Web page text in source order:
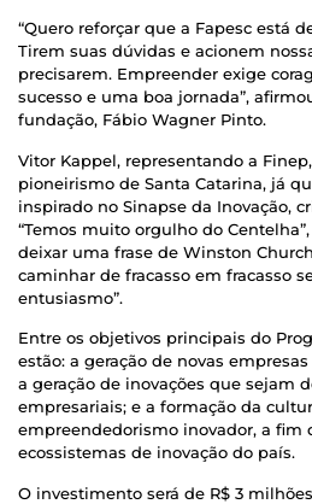
“Quero reforçar que a Fapesc está
Tirem suas dúvidas e acionem
precisarem. Empreender exige
sucesso e uma boa jornada”,
fundação, Fábio Wagner Pinto.
Vitor Kappel, representando a
pioneirismo de Santa Catarina, já
inspirado no Sinapse da Inovação,
“Temos muito orgulho do
deixar uma frase de Winston
caminhar de fracasso em fracasso
entusiasmo”.
Entre os objetivos principais do
estão: a geração de novas
a geração de inovações que sejam
empresariais; e a formação da
empreendedorismo inovador, a fim
ecossistemas de inovação do país.
O investimento será de R$ 3